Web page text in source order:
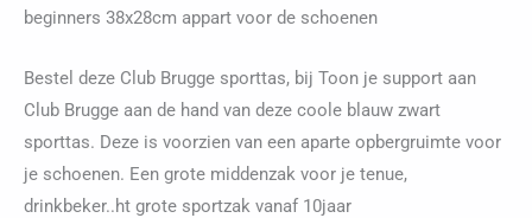
beginners 38x28cm appart voor de schoenen
Bestel deze Club Brugge sporttas, bij Toon je support aan
Club Brugge aan de hand van deze coole blauw zwart
sporttas. Deze is voorzien van een aparte opbergruimte voor
je schoenen. Een grote middenzak voor je tenue,
drinkbeker..ht grote sportzak vanaf 10jaar